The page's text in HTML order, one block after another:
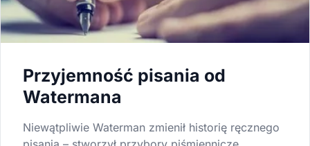
Przyjemność pisania od
Watermana
Niewątpliwie Waterman zmienił historię ręcznego